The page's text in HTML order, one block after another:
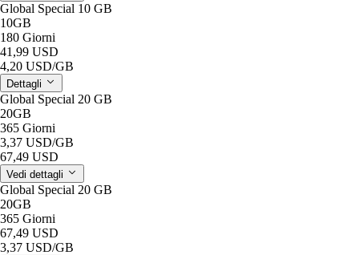
Global Special 10 GB
10GB
180 Giorni
41,99 USD
4,20 USD/GB
Dettagli
Global Special 20 GB
20GB
365 Giorni
3,37 USD/GB
67,49 USD
Vedi dettagli
Global Special 20 GB
20GB
365 Giorni
67,49 USD
3,37 USD/GB